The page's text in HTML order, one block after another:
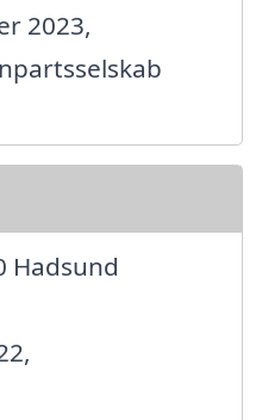
2023,
Hadsund